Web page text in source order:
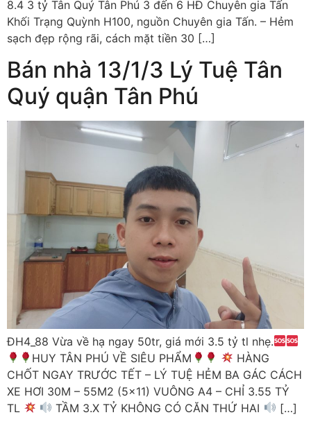
8.4 3 tỷ Tân Quý Tân Phú 3 đến 6 HĐ Chuyên gia Tấn
Khối Trạng Quỳnh H100, nguồn Chuyên gia Tấn. – Hẻm
sạch đẹp rộng rãi, cách mặt tiền 30 […]
Bán nhà 13/1/3 Lý Tuệ Tân
Quý quận Tân Phú
ĐH4_88 Vừa về hạ ngay 50tr, giá mới 3.5 tỷ tl nhẹ.
HUY TÂN PHÚ VỀ SIÊU PHẨM
HÀNG
CHỐT NGAY TRƯỚC TẾT – LÝ TUỆ HẺM BA GÁC CÁCH
XE HƠI 30M – 55M2 (5×11) VUÔNG A4 – CHỈ 3.55 TỶ
TL
TẦM 3.X TỶ KHÔNG CÓ CĂN THỨ HAI […]